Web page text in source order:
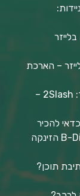
– הארכת
הכלי שישפר את כתיבת התוכן שלך: 2Slash –
כיצד אסטרטגיית השיווק של B-Digitali הזינקה